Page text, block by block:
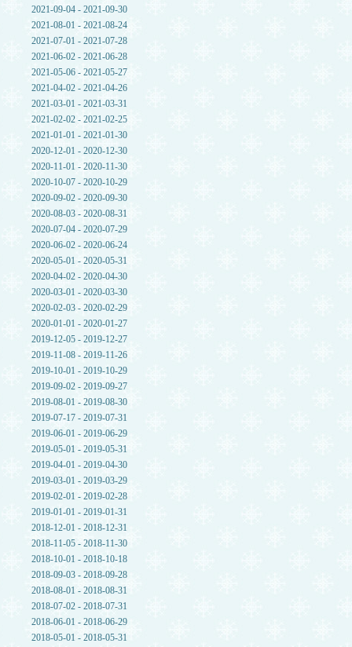
2021-09-04 - 2021-09-30
2021-08-01 - 2021-08-24
2021-07-01 - 2021-07-28
2021-06-02 - 2021-06-28
2021-05-06 - 2021-05-27
2021-04-02 - 2021-04-26
2021-03-01 - 2021-03-31
2021-02-02 - 2021-02-25
2021-01-01 - 2021-01-30
2020-12-01 - 2020-12-30
2020-11-01 - 2020-11-30
2020-10-07 - 2020-10-29
2020-09-02 - 2020-09-30
2020-08-03 - 2020-08-31
2020-07-04 - 2020-07-29
2020-06-02 - 2020-06-24
2020-05-01 - 2020-05-31
2020-04-02 - 2020-04-30
2020-03-01 - 2020-03-30
2020-02-03 - 2020-02-29
2020-01-01 - 2020-01-27
2019-12-05 - 2019-12-27
2019-11-08 - 2019-11-26
2019-10-01 - 2019-10-29
2019-09-02 - 2019-09-27
2019-08-01 - 2019-08-30
2019-07-17 - 2019-07-31
2019-06-01 - 2019-06-29
2019-05-01 - 2019-05-31
2019-04-01 - 2019-04-30
2019-03-01 - 2019-03-29
2019-02-01 - 2019-02-28
2019-01-01 - 2019-01-31
2018-12-01 - 2018-12-31
2018-11-05 - 2018-11-30
2018-10-01 - 2018-10-18
2018-09-03 - 2018-09-28
2018-08-01 - 2018-08-31
2018-07-02 - 2018-07-31
2018-06-01 - 2018-06-29
2018-05-01 - 2018-05-31